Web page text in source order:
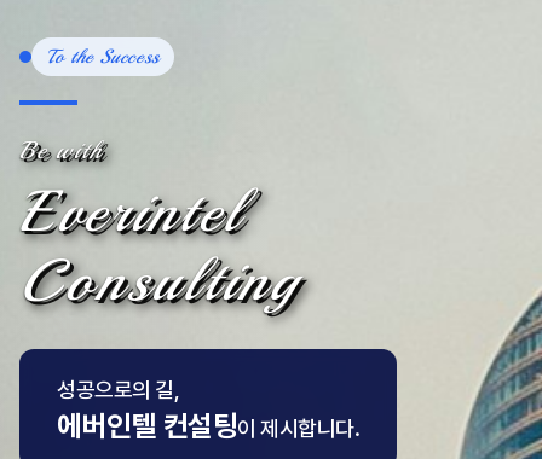
To the Success
Be with
Everintel
Consulting
성공으로의 길,
에버인텔 컨설팅이 제시합니다.